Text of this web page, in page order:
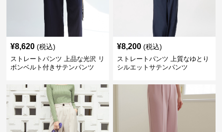
¥8,620 (税込)
ストレートパンツ 上品な光沢 リ
ボンベルト付きサテンパンツ
¥8,200 (税込)
ストレートパンツ 上質なゆとり
シルエットサテンパンツ